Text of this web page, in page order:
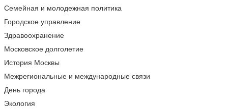
Семейная и молодежная политика
Городское управление
Здравоохранение
Московское долголетие
История Москвы
Межрегиональные и международные связи
День города
Экология